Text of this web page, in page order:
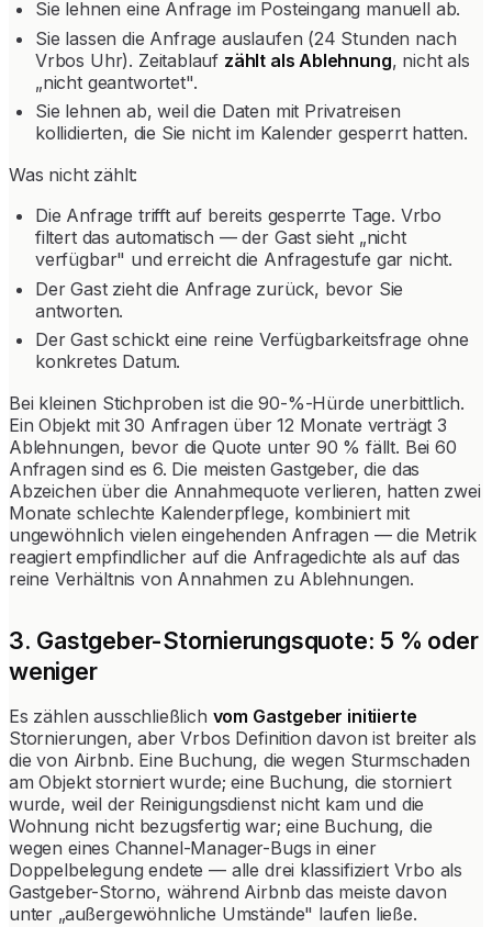
Sie lehnen eine Anfrage im Posteingang manuell ab.
Sie lassen die Anfrage auslaufen (24 Stunden nach
Vrbos Uhr). Zeitablauf zählt als Ablehnung, nicht als
„nicht geantwortet".
Sie lehnen ab, weil die Daten mit Privatreisen
kollidierten, die Sie nicht im Kalender gesperrt hatten.
Was nicht zählt:
Die Anfrage trifft auf bereits gesperrte Tage. Vrbo
filtert das automatisch — der Gast sieht „nicht
verfügbar" und erreicht die Anfragestufe gar nicht.
Der Gast zieht die Anfrage zurück, bevor Sie
antworten.
Der Gast schickt eine reine Verfügbarkeitsfrage ohne
konkretes Datum.
Bei kleinen Stichproben ist die 90-%-Hürde unerbittlich.
Ein Objekt mit 30 Anfragen über 12 Monate verträgt 3
Ablehnungen, bevor die Quote unter 90 % fällt. Bei 60
Anfragen sind es 6. Die meisten Gastgeber, die das
Abzeichen über die Annahmequote verlieren, hatten zwei
Monate schlechte Kalenderpflege, kombiniert mit
ungewöhnlich vielen eingehenden Anfragen — die Metrik
reagiert empfindlicher auf die Anfragedichte als auf das
reine Verhältnis von Annahmen zu Ablehnungen.
3. Gastgeber-Stornierungsquote: 5 % oder
weniger
Es zählen ausschließlich vom Gastgeber initiierte
Stornierungen, aber Vrbos Definition davon ist breiter als
die von Airbnb. Eine Buchung, die wegen Sturmschaden
am Objekt storniert wurde; eine Buchung, die storniert
wurde, weil der Reinigungsdienst nicht kam und die
Wohnung nicht bezugsfertig war; eine Buchung, die
wegen eines Channel-Manager-Bugs in einer
Doppelbelegung endete — alle drei klassifiziert Vrbo als
Gastgeber-Storno, während Airbnb das meiste davon
unter „außergewöhnliche Umstände" laufen ließe.